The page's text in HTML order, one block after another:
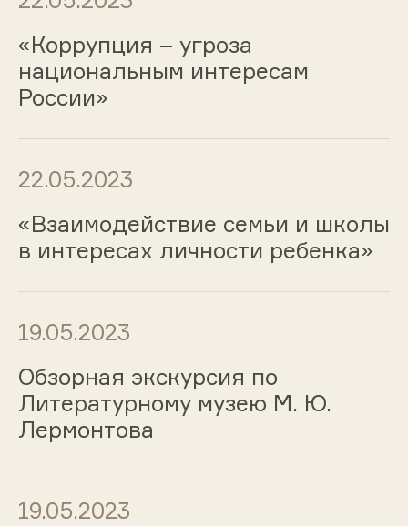
«Коррупция – угроза
национальным интересам
России»
22.05.2023
«Взаимодействие семьи и школы
в интересах личности ребенка»
19.05.2023
Обзорная экскурсия по
Литературному музею М. Ю.
Лермонтова
19.05.2023